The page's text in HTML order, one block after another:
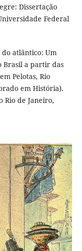
Dissertação
Federal
do atlântico: Um
Brasil a partir das
Pelotas, Rio
em História).
Rio de Janeiro,